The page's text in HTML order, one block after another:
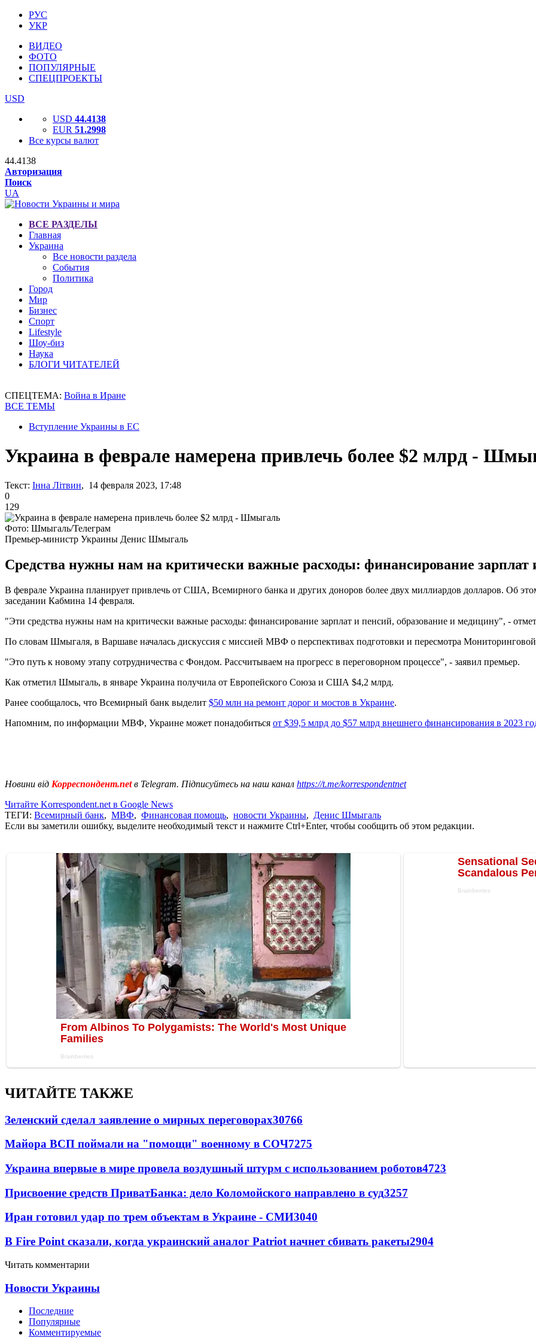
РУС
УКР
ВИДЕО
ФОТО
ПОПУЛЯРНЫЕ
СПЕЦПРОЕКТЫ
USD
USD 44.4138
EUR 51.2998
Все курсы валют
44.4138
Авторизация
Поиск
UA
ВСЕ РАЗДЕЛЫ
Главная
Украина
Все новости раздела
События
Политика
Город
Мир
Бизнес
Спорт
Lifestyle
Шоу-биз
Наука
БЛОГИ ЧИТАТЕЛЕЙ
СПЕЦТЕМА: Война в Иране
ВСЕ ТЕМЫ
Вступление Украины в ЕС
Украина в феврале намерена привлечь более $2 млрд -
Текст: Інна Літвин, 14 февраля 2023, 17:48
0
129
Фото: Шмыгаль/Телеграм
Премьер-министр Украины Денис Шмыгаль
Средства нужны нам на критически важные расходы: финансирование зарплат
В феврале Украина планирует привлечь от США, Всемирного банка и других доноров более двух миллиардов долларов. Об
заседании Кабмина 14 февраля.
"Эти средства нужны нам на критически важные расходы: финансирование зарплат и пенсий, образование и медицину", -
По словам Шмыгаля, в Варшаве началась дискуссия с миссией МВФ о перспективах подготовки и пересмотра
"Это путь к новому этапу сотрудничества с Фондом. Рассчитываем на прогресс в переговорном процессе", - заявил премьер.
Как отметил Шмыгаль, в январе Украина получила от Европейского Союза и США $4,2 млрд.
Ранее сообщалось, что Всемирный банк выделит $50 млн на ремонт дорог и мостов в Украине.
Напомним, по информации МВФ, Украине может понадобиться от $39,5 млрд до $57 млрд внешнего финансирования в 2023
Новини від Корреспондент.netв Telegram. Підписуйтесь на наш канал https://t.me/korrespondentnet
Читайте Korrespondent.net в Google News
ТЕГИ: Всемирный банк, МВФ, Финансовая помощь, новости Украины, Денис Шмыгаль
Если вы заметили ошибку, выделите необходимый текст и нажмите Ctrl+Enter, чтобы сообщить об этом редакции.
ЧИТАЙТЕ ТАКЖЕ
Зеленский сделал заявление о мирных переговорах30766
Майора ВСП поймали на "помощи" военному в СОЧ7275
Украина впервые в мире провела воздушный штурм с использованием роботов4723
Присвоение средств ПриватБанка: дело Коломойского направлено в суд3257
Иран готовил удар по трем объектам в Украине - СМИ3040
В Fire Point сказали, когда украинский аналог Patriot начнет сбивать ракеты2904
Читать комментарии
Новости Украины
Последние
Популярные
Комментируемые